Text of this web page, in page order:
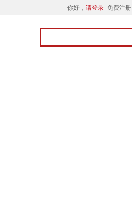
你好， 请登录 免费注册